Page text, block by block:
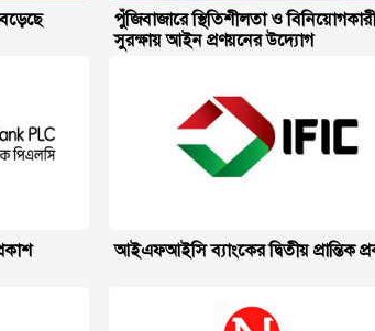
পুঁজিবাজারে স্থিতিশীলতা ও
সুরক্ষায় আইন প্রণয়নের উদ্যোগ
আইএফআইসি ব্যাংকের দ্বিতীয় প্রান্তিক